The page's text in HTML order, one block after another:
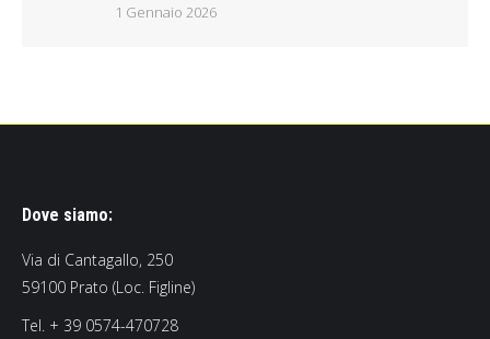
1 Gennaio 2026
Dove siamo:
Via di Cantagallo, 250
59100 Prato (Loc. Figline)
Tel. + 39 0574-470728